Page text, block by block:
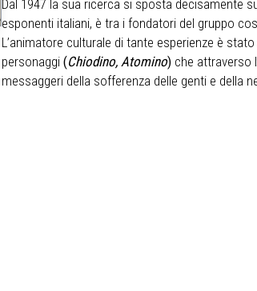
Dal 1947 la sua ricerca si sposta decisamente
esponenti italiani, è tra i fondatori del gruppo
L’animatore culturale di tante esperienze è
personaggi (Chiodino, Atomino)che attraverso
messaggeri della sofferenza delle genti e della